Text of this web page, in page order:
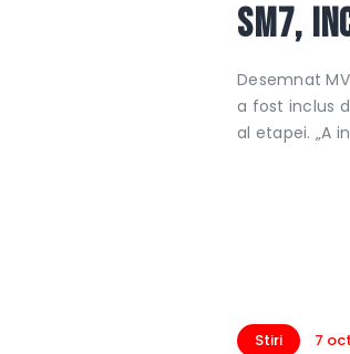
SM7,
Desemnat
a fost inclus
al etapei. „A
Stiri 7